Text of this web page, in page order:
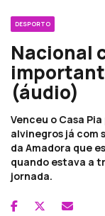
DESPORTO
Nacional
(áudio)
Venceu o Casa
alvinegros já com
da Amadora que
quando estava a
jornada.